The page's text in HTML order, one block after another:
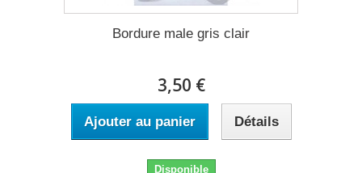
Bordure male gris clair
3,50 €
Ajouter au panier Détails
Disponible